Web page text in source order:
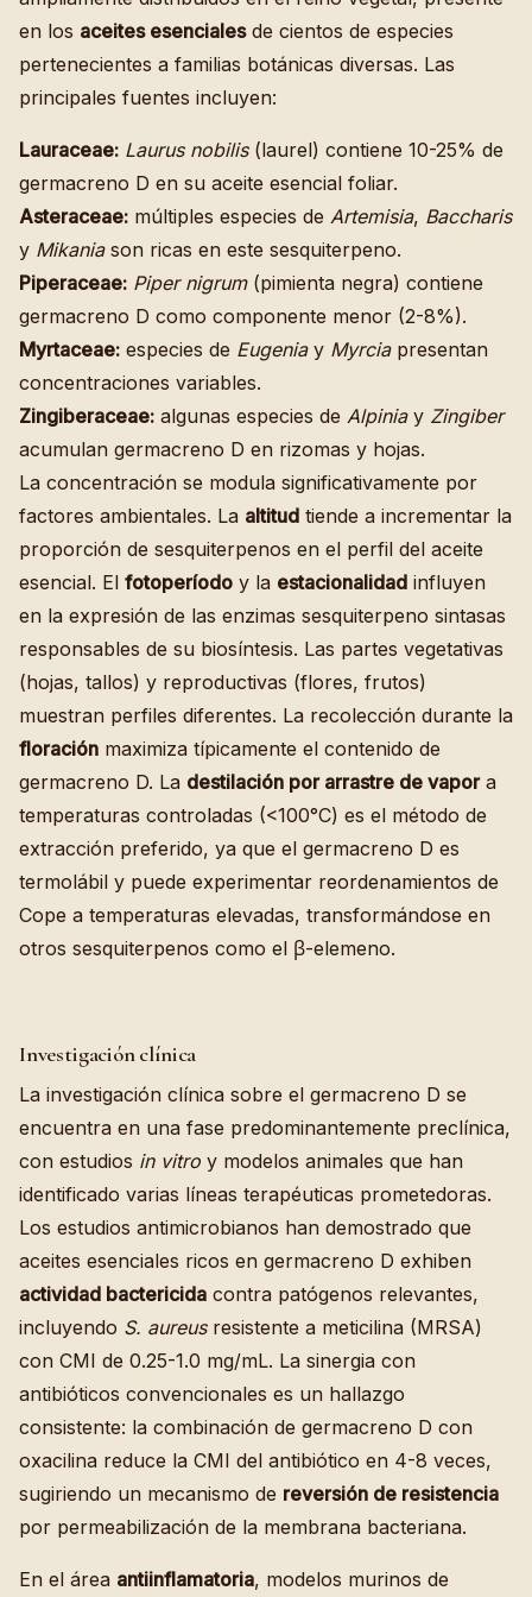
en los aceites esencialesde cientos de especies
pertenecientes a familias botánicas diversas. Las
principales fuentes incluyen:
Lauraceae: Laurus nobilis(laurel) contiene 10-25% de
germacreno D en su aceite esencial foliar.
Asteraceae: múltiples especies de Artemisia, Baccharis
y Mikaniason ricas en este sesquiterpeno.
Piperaceae: Piper nigrum(pimienta negra) contiene
germacreno D como componente menor (2-8%).
Myrtaceae: especies de Eugeniay Myrciapresentan
concentraciones variables.
Zingiberaceae: algunas especies de Alpiniay Zingiber
acumulan germacreno D en rizomas y hojas.
La concentración se modula significativamente por
factores ambientales. La altitud tiende a incrementar la
proporción de sesquiterpenos en el perfil del aceite
esencial. El fotoperíodo y la estacionalidad influyen
en la expresión de las enzimas sesquiterpeno sintasas
responsables de su biosíntesis. Las partes vegetativas
(hojas, tallos) y reproductivas (flores, frutos)
muestran perfiles diferentes. La recolección durante la
floración maximiza típicamente el contenido de
germacreno D. La destilación por arrastre de vapora
temperaturas controladas (<100°C) es el método de
extracción preferido, ya que el germacreno D es
termolábil y puede experimentar reordenamientos de
Cope a temperaturas elevadas, transformándose en
otros sesquiterpenos como el β-elemeno.
Investigación clínica
La investigación clínica sobre el germacreno D se
encuentra en una fase predominantemente preclínica,
con estudios in vitro y modelos animales que han
identificado varias líneas terapéuticas prometedoras.
Los estudios antimicrobianos han demostrado que
aceites esenciales ricos en germacreno D exhiben
actividad bactericida contra patógenos relevantes,
incluyendo S. aureusresistente a meticilina (MRSA)
con CMI de 0.25-1.0 mg/mL. La sinergia con
antibióticos convencionales es un hallazgo
consistente: la combinación de germacreno D con
oxacilina reduce la CMI del antibiótico en 4-8 veces,
sugiriendo un mecanismo de reversión de resistencia
por permeabilización de la membrana bacteriana.
En el área antiinflamatoria, modelos murinos de